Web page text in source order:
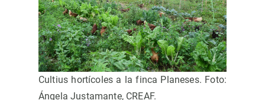
Cultius hortícoles a la finca Planeses. Foto:
Ángela Justamante, CREAF.